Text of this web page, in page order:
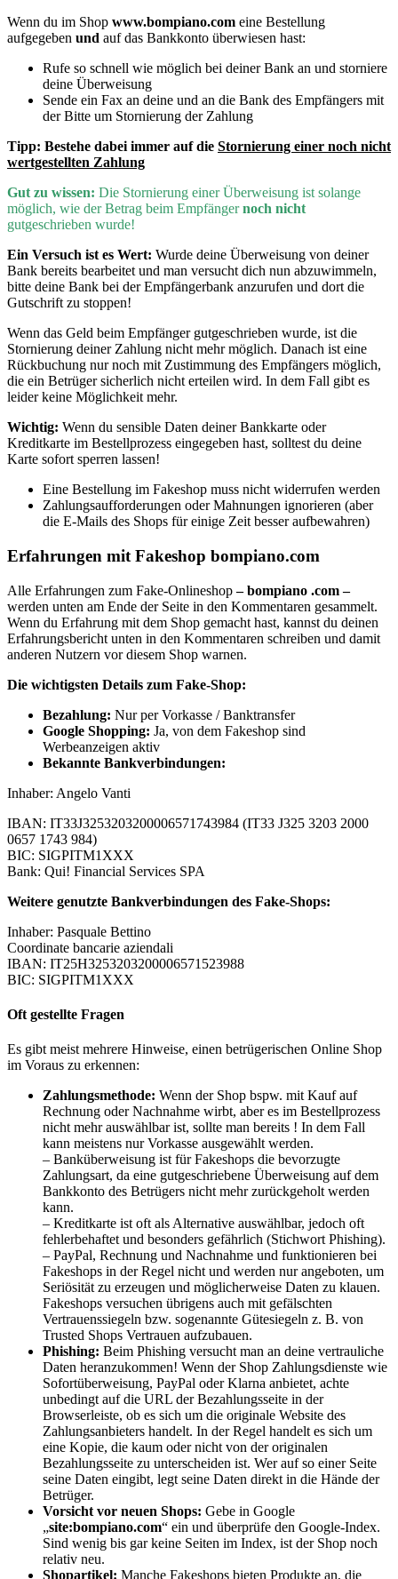
Wenn du im Shop www.bompiano.com eine Bestellung
aufgegeben und auf das Bankkonto überwiesen hast:
Rufe so schnell wie möglich bei deiner Bank an und storniere
deine Überweisung
Sende ein Fax an deine und an die Bank des Empfängers mit
der Bitte um Stornierung der Zahlung
Tipp: Bestehe dabei immer auf die Stornierung einer noch nicht
wertgestellten Zahlung
Gut zu wissen: Die Stornierung einer Überweisung ist solange
möglich, wie der Betrag beim Empfängernoch nicht
gutgeschrieben wurde!
Ein Versuch ist es Wert: Wurde deine Überweisung von deiner
Bank bereits bearbeitet und man versucht dich nun abzuwimmeln,
bitte deine Bank bei der Empfängerbank anzurufen und dort die
Gutschrift zu stoppen!
Wenn das Geld beim Empfänger gutgeschrieben wurde, ist die
Stornierung deiner Zahlung nicht mehr möglich. Danach ist eine
Rückbuchung nur noch mit Zustimmung des Empfängers möglich,
die ein Betrüger sicherlich nicht erteilen wird. In dem Fall gibt es
leider keine Möglichkeit mehr.
Wichtig: Wenn du sensible Daten deiner Bankkarte oder
Kreditkarte im Bestellprozess eingegeben hast, solltest du deine
Karte sofort sperren lassen!
Eine Bestellung im Fakeshop muss nicht widerrufen werden
Zahlungsaufforderungen oder Mahnungen ignorieren (aber
die E-Mails des Shops für einige Zeit besser aufbewahren)
Erfahrungen mit Fakeshop bompiano.com
Alle Erfahrungen zum Fake-Onlineshop– bompiano .com –
werden unten am Ende der Seite in den Kommentaren gesammelt.
Wenn du Erfahrung mit dem Shop gemacht hast, kannst du deinen
Erfahrungsbericht unten in den Kommentaren schreiben und damit
anderen Nutzern vor diesem Shop warnen.
Die wichtigsten Details zum Fake-Shop:
Bezahlung: Nur per Vorkasse / Banktransfer
Google Shopping: Ja, von dem Fakeshop sind
Werbeanzeigen aktiv
Bekannte Bankverbindungen:
Inhaber: Angelo Vanti
IBAN: IT33J3253203200006571743984 (IT33 J325 3203 2000
0657 1743 984)
BIC: SIGPITM1XXX
Bank: Qui! Financial Services SPA
Weitere genutzte Bankverbindungen des Fake-Shops:
Inhaber: Pasquale Bettino
Coordinate bancarie aziendali
IBAN: IT25H3253203200006571523988
BIC: SIGPITM1XXX
Oft gestellte Fragen
Es gibt meist mehrere Hinweise, einen betrügerischen Online Shop
im Voraus zu erkennen:
Zahlungsmethode: Wenn der Shop bspw. mit Kauf auf
Rechnung oder Nachnahme wirbt, aber es im Bestellprozess
nicht mehr auswählbar ist, sollte man bereits ! In dem Fall
kann meistens nur Vorkasse ausgewählt werden.
– Banküberweisung ist für Fakeshops die bevorzugte
Zahlungsart, da eine gutgeschriebene Überweisung auf dem
Bankkonto des Betrügers nicht mehr zurückgeholt werden
kann.
– Kreditkarte ist oft als Alternative auswählbar, jedoch oft
fehlerbehaftet und besonders gefährlich (Stichwort Phishing).
– PayPal, Rechnung und Nachnahme und funktionieren bei
Fakeshops in der Regel nicht und werden nur angeboten, um
Seriösität zu erzeugen und möglicherweise Daten zu klauen.
Fakeshops versuchen übrigens auch mit gefälschten
Vertrauenssiegeln bzw. sogenannte Gütesiegeln z. B. von
Trusted Shops Vertrauen aufzubauen.
Phishing: Beim Phishing versucht man an deine vertrauliche
Daten heranzukommen! Wenn der Shop Zahlungsdienste wie
Sofortüberweisung, PayPal oder Klarna anbietet, achte
unbedingt auf die URL der Bezahlungsseite in der
Browserleiste, ob es sich um die originale Website des
Zahlungsanbieters handelt. In der Regel handelt es sich um
eine Kopie, die kaum oder nicht von der originalen
Bezahlungsseite zu unterscheiden ist. Wer auf so einer Seite
seine Daten eingibt, legt seine Daten direkt in die Hände der
Betrüger.
Vorsicht vor neuen Shops: Gebe in Google
„site:bompiano.com“ ein und überprüfe den Google-Index.
Sind wenig bis gar keine Seiten im Index, ist der Shop noch
relativ neu.
Shopartikel: Manche Fakeshops bieten Produkte an, die